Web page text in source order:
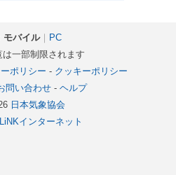
モバイル｜
PC
一部制限されます
ポリシー - クッキーポリシー
問い合わせ- ヘルプ
日本気象協会
インターネット